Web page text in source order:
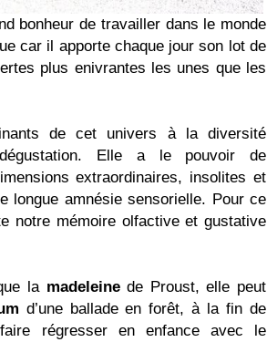
bonheur de travailler dans le monde
car il apporte chaque jour son lot de
plus enivrantes les unes que les
de cet univers à la diversité
Elle a le pouvoir de
extraordinaires, insolites et
longue amnésie sensorielle. Pour ce
notre mémoire olfactive et gustative
la madeleinede Proust, elle peut
d’une ballade en forêt, à la fin de
régresser en enfance avec le